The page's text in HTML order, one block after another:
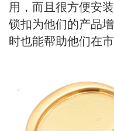
用，而且很方便安
锁扣为他们的产品
时也能帮助他们在